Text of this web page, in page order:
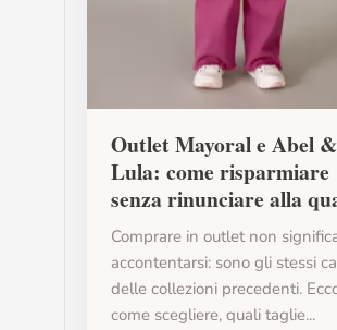
Outlet Mayoral e Abel &
Lula: come risparmiare
senza rinunciare alla
Comprare in outlet non
accontentarsi: sono gli stessi
delle collezioni precedenti.
come scegliere, quali taglie...